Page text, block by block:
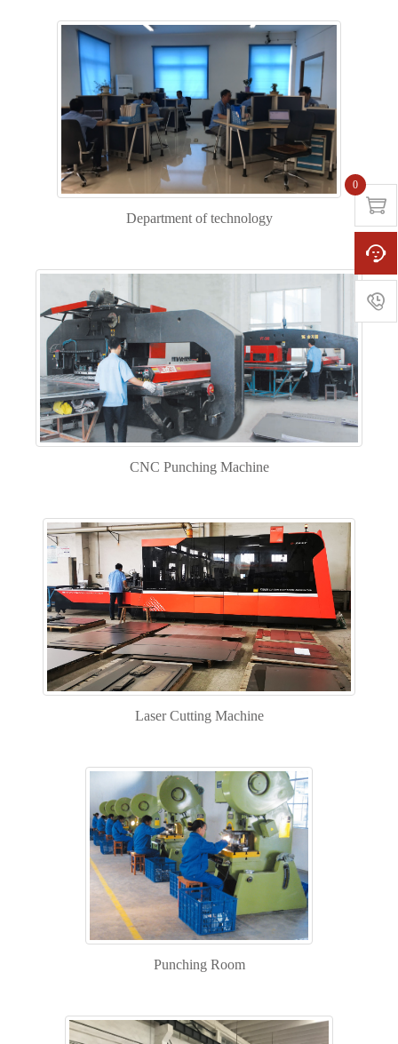
Department of technology
CNC Punching Machine
Laser Cutting Machine
Punching Room

0

